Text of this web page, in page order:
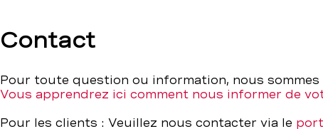
Contact
–
Contact
Pour toute question ou information, nous
Vous apprendrez ici comment nous informer de
Pour les clients : Veuillez nous contacter via le